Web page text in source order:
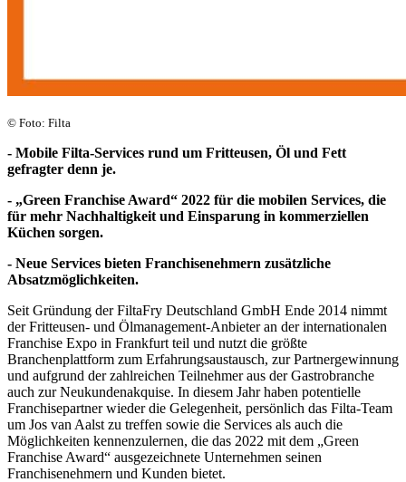
© Foto: Filta
- Mobile Filta-Services rund um Fritteusen, Öl und Fett
gefragter denn je.
- „Green Franchise Award“ 2022 für die mobilen Services, die
für mehr Nachhaltigkeit und Einsparung in kommerziellen
Küchen sorgen.
- Neue Services bieten Franchisenehmern zusätzliche
Absatzmöglichkeiten.
Seit Gründung der FiltaFry Deutschland GmbH Ende 2014 nimmt
der Fritteusen- und Ölmanagement-Anbieter an der internationalen
Franchise Expo in Frankfurt teil und nutzt die größte
Branchenplattform zum Erfahrungsaustausch, zur Partnergewinnung
und aufgrund der zahlreichen Teilnehmer aus der Gastrobranche
auch zur Neukundenakquise. In diesem Jahr haben potentielle
Franchisepartner wieder die Gelegenheit, persönlich das Filta-Team
um Jos van Aalst zu treffen sowie die Services als auch die
Möglichkeiten kennenzulernen, die das 2022 mit dem „Green
Franchise Award“ ausgezeichnete Unternehmen seinen
Franchisenehmern und Kunden bietet.